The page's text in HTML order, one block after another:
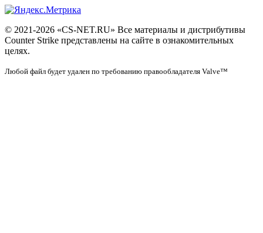
© 2021-2026 «CS-NET.RU» Все материалы и дистрибутивы
Counter Strike представлены на сайте в ознакомительных
целях.
Любой файл будет удален по требованию правообладателя Valve™